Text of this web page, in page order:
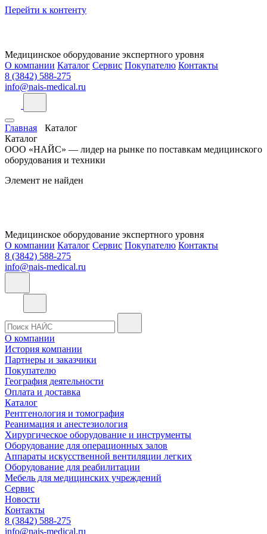
Перейти к контенту
Медицинское оборудование экспертного уровня
О компании Каталог Сервис Покупателю Контакты
8 (3842) 588-275
info@nais-medical.ru
Главная
Каталог
Каталог
ООО «НАЙС» — лидер на рынке по поставкам медицинского
оборудования и техники
Элемент не найден
Медицинское оборудование экспертного уровня
О компании Каталог Сервис Покупателю Контакты
8 (3842) 588-275
info@nais-medical.ru
О компании
История компании
Партнеры и заказчики
Покупателю
География деятельности
Оплата и доставка
Каталог
Рентгенология и томография
Реанимация и анестезиология
Хирургическое оборудование и инструменты
Оборудование для операционных залов
Аппараты искусственной вентиляции легких
Оборудование для реабилитации
Мебель для медицинских учреждений
Сервис
Новости
Контакты
8 (3842) 588-275
info@nais-medical.ru